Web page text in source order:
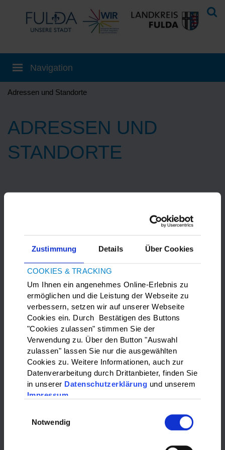
Zustimmung Details Über Cookies
COOKIES & TRACKING
Um Ihnen ein angenehmes Online-Erlebnis zu
ermöglichen und die Leistung der Webseite zu
verbessern, setzen wir auf unserer Webseite
Cookies ein. Durch Bestätigen des Buttons
"Cookies zulassen" stimmen Sie der
Verwendung zu. Über den Button "Auswahl
zulassen" lassen Sie nur die ausgewählten
Cookies zu. Weitere Informationen, auch zur
Datenverarbeitung durch Drittanbieter, finden Sie
in unserer Datenschutzerklärung und unserem
Impressum
Notwendig
Adressen und Standorte
ADRESSEN UND
STANDORTE
Marketing-Cookies
akzeptieren, um die Google Maps
anzuzeigen.
WAS?:
Bitte wählen…
Bitte wählen…